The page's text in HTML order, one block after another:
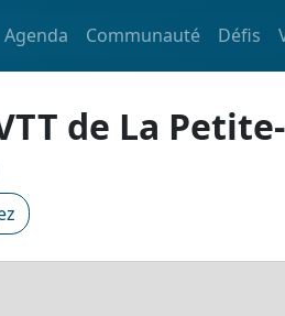
Agenda Communauté Défis
de La